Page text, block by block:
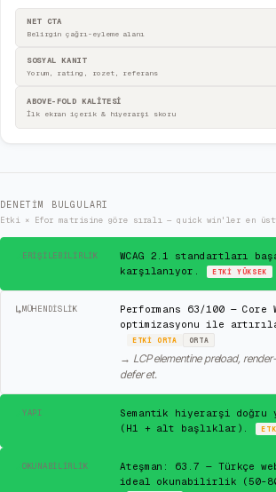
NET CTA
Belirgin çağrı-eyleme alanı
SOSYAL KANIT
Yorum, rating, rozet, referans
ABOVE-FOLD KALİTESİ
İlk ekran içerik & hiyerarşi skoru
DENETIM BULGULARI
Etki × Efor matrisine göre sıralı — quick win'ler en
ERIŞILEBILIRLIK
WCAG 2.1 standartları
karşılanıyor.
ETKIYÜKSEK
↳MÜHENDISLIK
Performans 63/100 — Core
optimizasyonu ile
ETKIORTA ORTA
→ LCP elementine preload,
defer et.
YAPI
Semantik hiyerarşi doğru
(H1 + alt başlıklar).
OKUNABILIRLIK
Ateşman: 63.7 — Türkçe
ideal okunabilirlik (50-